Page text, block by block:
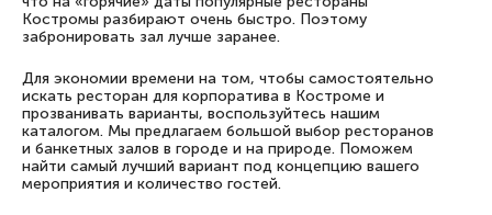
Костромы разбирают очень быстро. Поэтому
забронировать зал лучше заранее.
Для экономии времени на том, чтобы самостоятельно
искать ресторан для корпоратива в Костроме и
прозванивать варианты, воспользуйтесь нашим
каталогом. Мы предлагаем большой выбор ресторанов
и банкетных залов в городе и на природе. Поможем
найти самый лучший вариант под концепцию вашего
мероприятия и количество гостей.